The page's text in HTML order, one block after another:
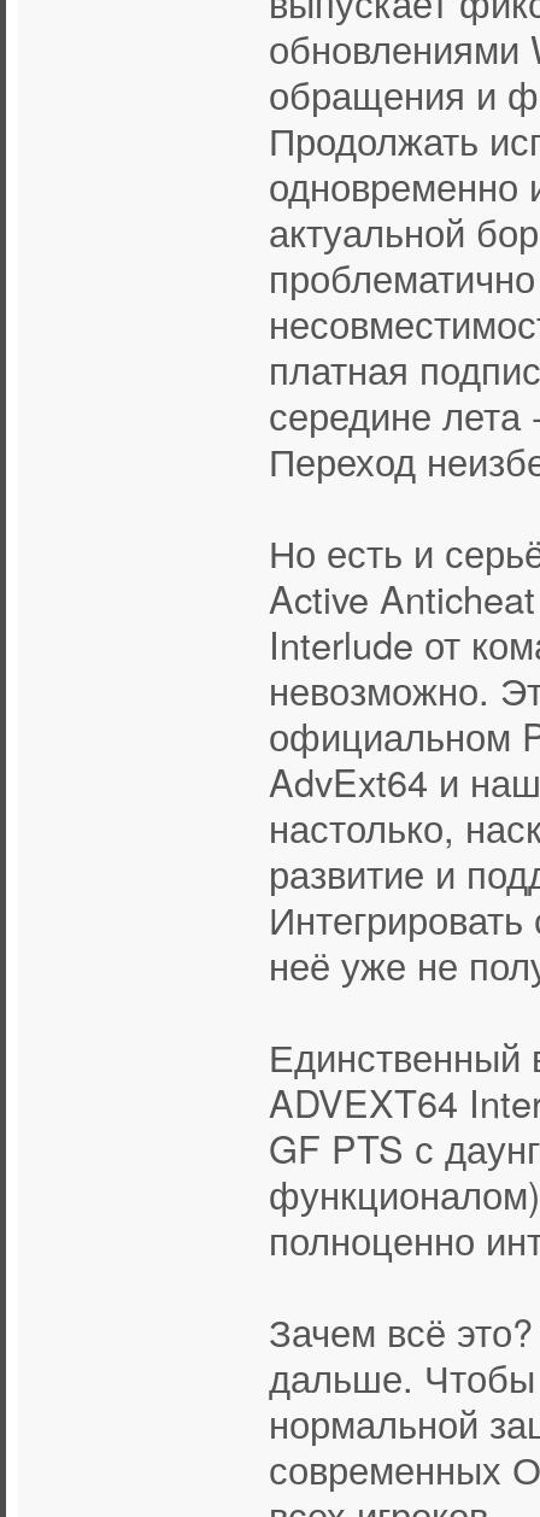
обновлениями
обращения и
Продолжать
одновременно
актуальной
платная
середине
Переход
Но есть и
Active
Interlude от
невозможно.
официальном
AdvExt64 и
настолько,
развитие и
неё уже не
Единственный
ADVEXT64
GF PTS с
полноценно
Зачем всё
дальше.
нормальной
современных